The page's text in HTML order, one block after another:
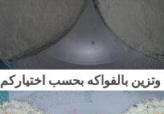
وتزين بالفواكه بحسب اختياركم